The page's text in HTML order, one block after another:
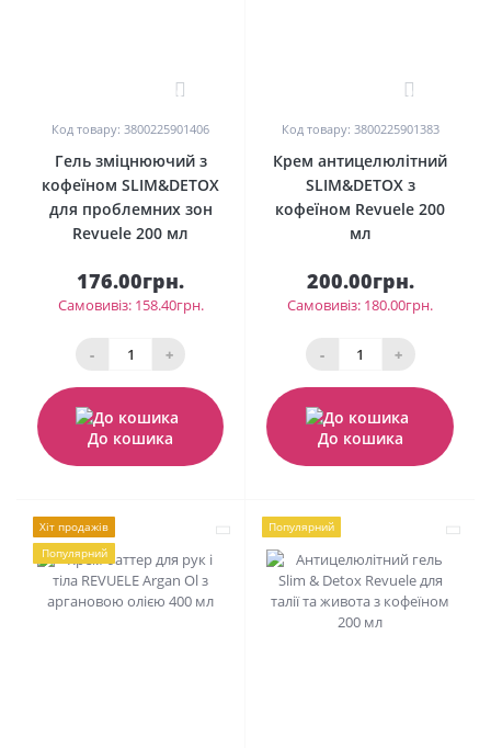
0
Код товару: 3800225901406
Гель зміцнюючий з
кофеїном SLIM&DETOX
для проблемних зон
Revuele 200 мл
176.00грн.
Самовивіз: 158.40грн.
- +
До кошика
0
Код товару: 3800225901383
Крем антицелюлітний
SLIM&DETOX з
кофеїном Revuele 200
мл
200.00грн.
Самовивіз: 180.00грн.
- +
До кошика
Хіт продажів
Популярний
Популярний